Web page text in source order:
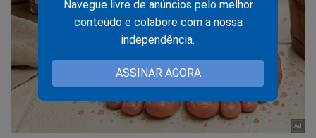
Navegue livre de anúncios pelo melhor
conteúdo e colabore com a nossa
independência.
ASSINAR AGORA